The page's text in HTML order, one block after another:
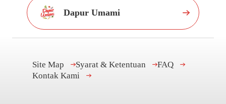
Dapur Umami
Site Map Syarat & Ketentuan
FAQ
Kontak Kami